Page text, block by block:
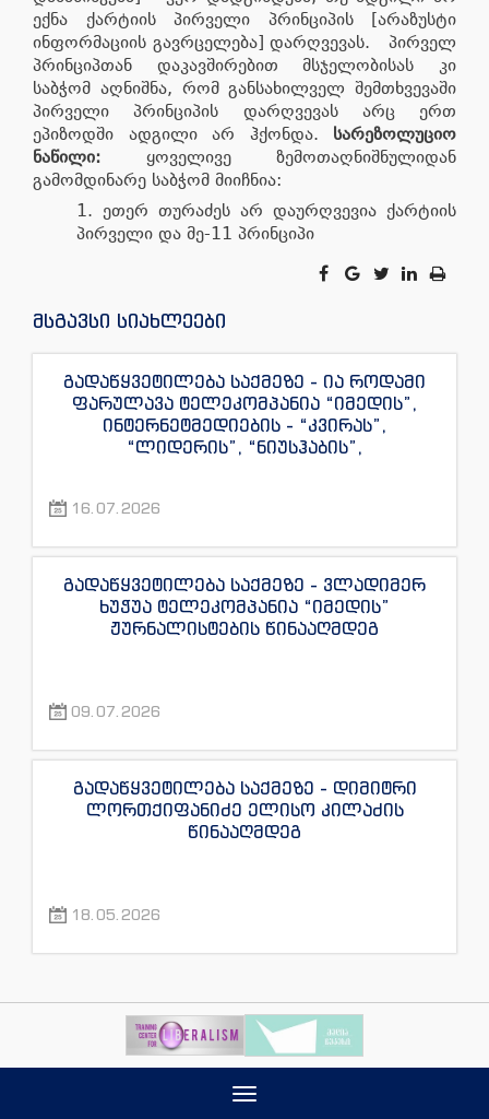
ექნა ქარტიის პირველი პრინციპის [არაზუსტი
ინფორმაციის გავრცელება] დარღვევას. პირველ
პრინციპთან დაკავშირებით მსჯელობისას კი
საბჭომ აღნიშნა, რომ განსახილველ შემთხვევაში
პირველი პრინციპის დარღვევას არც ერთ
ეპიზოდში ადგილი არ ჰქონდა. სარეზოლუციო
ნაწილი: ყოველივე ზემოთაღნიშნულიდან
გამომდინარე საბჭომ მიიჩნია:
ეთერ თურაძეს არ დაურღვევია ქარტიის
პირველი და მე-11 პრინციპი
მსგავსი სიახლეები
გადაწყვეტილება საქმეზე - ია როდამი
ფარულავა ტელეკომპანია “იმედის”,
ინტერნეტმედიების - “კვირას”,
“ლიდერის”, “ნიუსჰაბის”,
“ექსკლუზივტივის” ჟურნალისტების
16.07.2026
გადაწყვეტილება საქმეზე - ვლადიმერ
ხუჭუა ტელეკომპანია “იმედის”
ჟურნალისტების წინააღმდეგ
09.07.2026
გადაწყვეტილება საქმეზე - დიმიტრი
ლორთქიფანიძე ელისო კილაძის
წინააღმდეგ
18.05.2026
Toggle